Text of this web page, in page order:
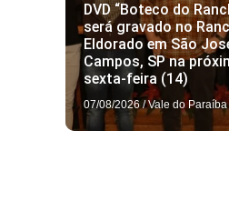
DVD “Boteco do
será gravado no
Eldorado em São
Campos, SP na
sexta-feira (14)
07/08/2026 / Vale do Paraíba